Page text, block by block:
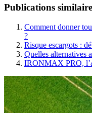
Publications
Comment donner
?
Risque escargots :
Quelles alternatives
IRONMAX PRO,